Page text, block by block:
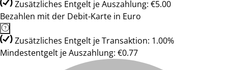
Zusätzliches Entgelt je Auszahlung: €5.00
Bezahlen mit der Debit-Karte in Euro
Zusätzliches Entgelt je Transaktion: 1.00%
Mindestentgelt je Auszahlung: €0.77